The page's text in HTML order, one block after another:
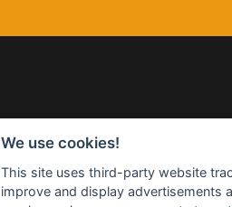
Horrorparty Home Haunting
We use cookies!
This site uses third-party website
improve and display advertisements